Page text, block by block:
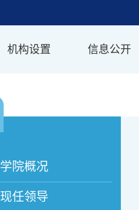
机构设置 信息公开
学院概况
现任领导